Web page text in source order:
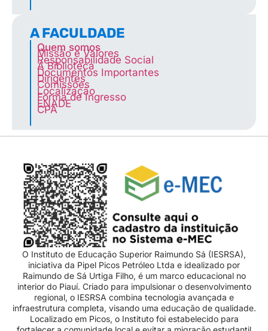
A FACULDADE
Quem somos
Missão e Valores
Responsabilidade Social
A Biblioteca
Documentos Importantes
Dirigentes
Comissões
Localização
Forma de Ingresso
ENADE
CPA
O Instituto de Educação Superior Raimundo Sá (IESRSA),
iniciativa da Pipel Picos Petróleo Ltda e idealizado por
Raimundo de Sá Urtiga Filho, é um marco educacional no
interior do Piauí. Criado para impulsionar o desenvolvimento
regional, o IESRSA combina tecnologia avançada e
infraestrutura completa, visando uma educação de qualidade.
Localizado em Picos, o Instituto foi estabelecido para